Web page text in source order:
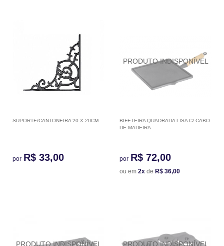
SUPORTE/CANTONEIRA 20 X 20CM
por R$ 33,00
BIFETEIRA QUADRADA LISA C/ CABO
DE MADEIRA
por R$ 72,00
ou em 2x de R$ 36,00